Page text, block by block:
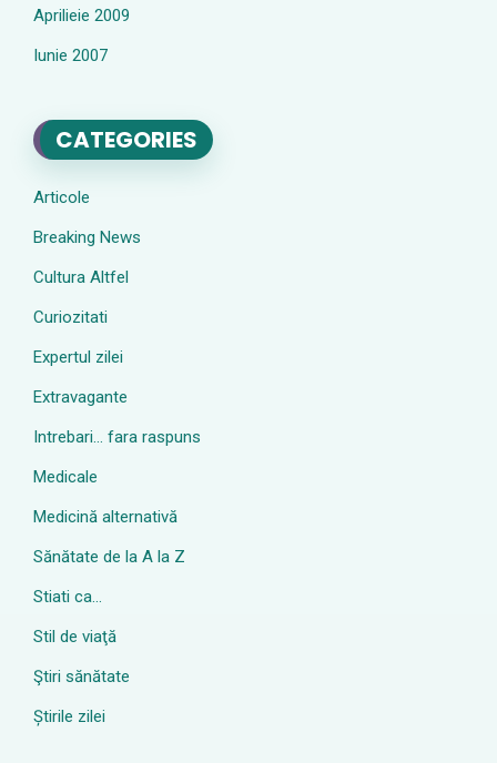
Aprilieie 2009
Iunie 2007
CATEGORIES
Articole
Breaking News
Cultura Altfel
Curiozitati
Expertul zilei
Extravagante
Intrebari… fara raspuns
Medicale
Medicină alternativă
Sănătate de la A la Z
Stiati ca…
Stil de viaţă
Ştiri sănătate
Știrile zilei